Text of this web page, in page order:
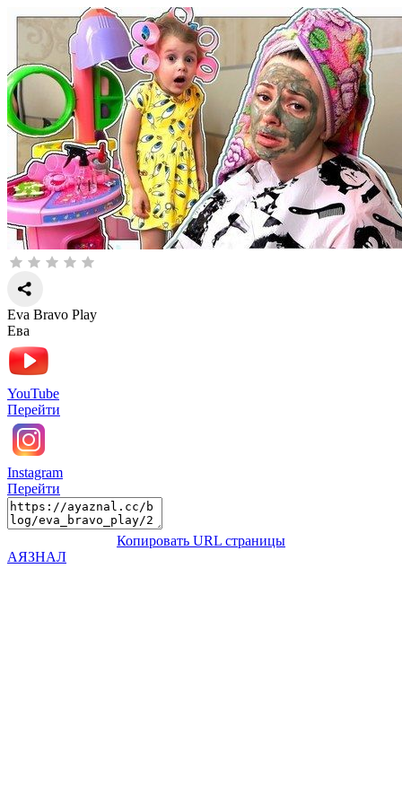
Eva Bravo Play
Ева
YouTube
Перейти
Instagram
Перейти
Копировать URL страницы
АЯЗНАЛ